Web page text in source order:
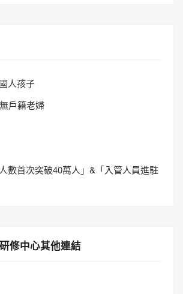
人孩子
戶籍老婦
數首次突破40萬人」&「入管人員進駐
修中心其他連結